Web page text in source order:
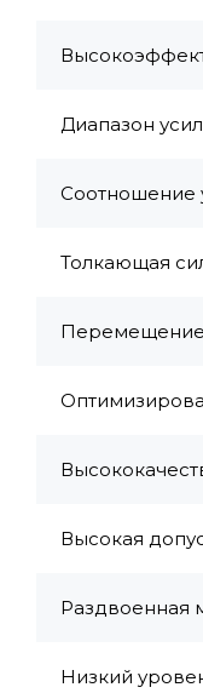
Диапазон
Соотношение
Толкающая
Перемещение
Высокая
Раздвоенная
Низкий